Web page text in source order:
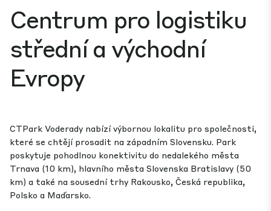
Centrum pro logistiku
střední a východní
Evropy
CTPark Voderady nabízí výbornou lokalitu pro společnosti,
které se chtějí prosadit na západním Slovensku. Park
poskytuje pohodlnou konektivitu do nedalekého města
Trnava (10 km), hlavního města Slovenska Bratislavy (50
km) a také na sousední trhy Rakousko, Česká republika,
Polsko a Maďarsko.